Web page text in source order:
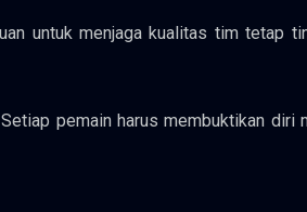
untuk menjaga kualitas tim tetap
pemain harus membuktikan diri